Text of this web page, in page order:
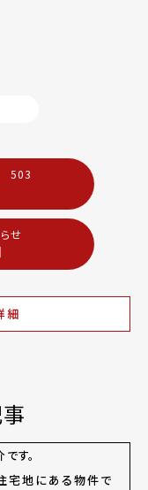
503
せ
細
す。
宅地にある物件で